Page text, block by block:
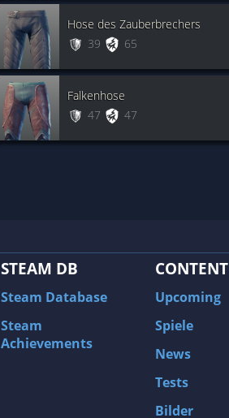
Hose des Zauberbrechers
39
65
Falkenhose
47
47
STEAM DB
Steam Database
Steam
Achievements
CONTENT
Upcoming
Spiele
News
Tests
Bilder